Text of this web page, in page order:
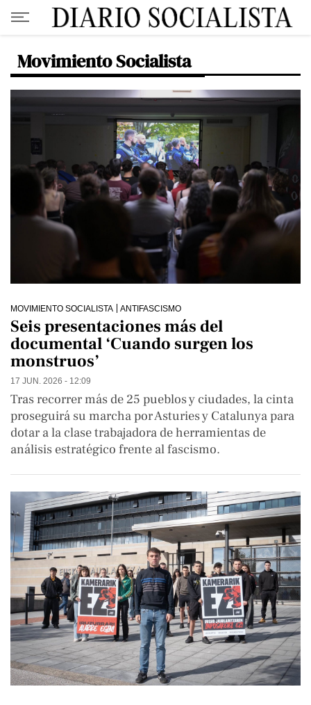
Movimiento Socialista
MOVIMIENTO SOCIALISTA ANTIFASCISMO
Seis presentaciones más del
documental ‘Cuando surgen los
monstruos’
17 JUN. 2026 - 12:09
Tras recorrer más de 25 pueblos y ciudades, la cinta
proseguirá su marcha por Asturies y Catalunya para
dotar a la clase trabajadora de herramientas de
análisis estratégico frente al fascismo.